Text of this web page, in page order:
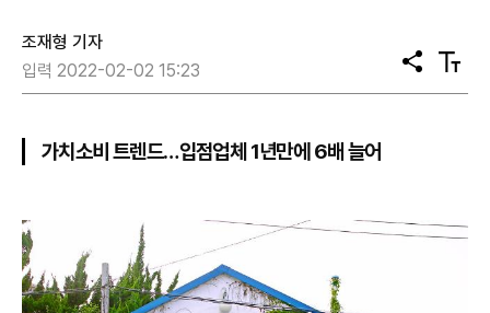
조재형 기자
입력 2022-02-02 15:23
공
유
텍
스
가치소비 트렌드…입점업체 1년만에 6배 늘어